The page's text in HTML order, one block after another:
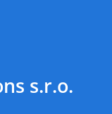
s.r.o.